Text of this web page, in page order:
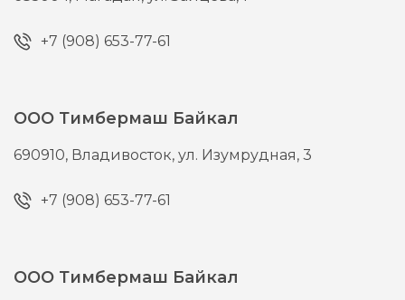
+7 (908) 653-77-61
ООО Тимбермаш Байкал
690910, Владивосток,ул. Изумрудная, 3
+7 (908) 653-77-61
ООО Тимбермаш Байкал